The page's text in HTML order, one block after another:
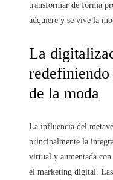
transformar de forma
adquiere y se vive la
La
de la moda
La influencia del
principalmente la
virtual y aumentada
el marketing digital. Las